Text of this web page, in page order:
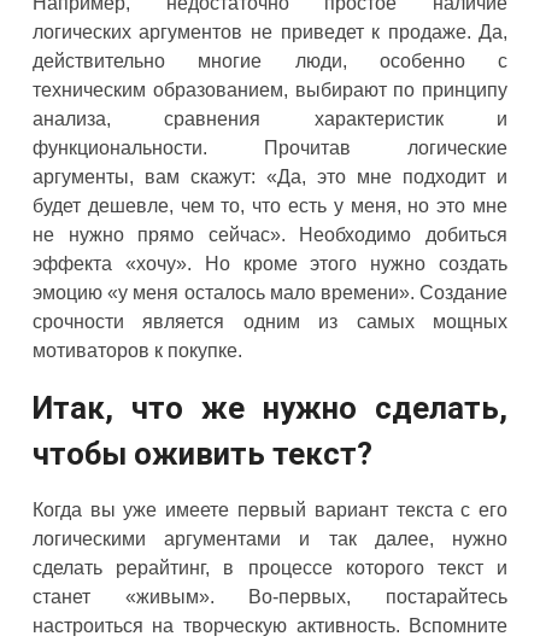
логических аргументов не приведет к продаже. Да,
действительно многие люди, особенно с
техническим образованием, выбирают по принципу
анализа, сравнения характеристик и
функциональности. Прочитав логические
аргументы, вам скажут: «Да, это мне подходит и
будет дешевле, чем то, что есть у меня, но это мне
не нужно прямо сейчас». Необходимо добиться
эффекта «хочу». Но кроме этого нужно создать
эмоцию «у меня осталось мало времени». Создание
срочности является одним из самых мощных
мотиваторов к покупке.
Итак, что же нужно сделать,
чтобы оживить текст?
Когда вы уже имеете первый вариант текста с его
логическими аргументами и так далее, нужно
сделать рерайтинг, в процессе которого текст и
станет «живым». Во-первых, постарайтесь
настроиться на творческую активность. Вспомните